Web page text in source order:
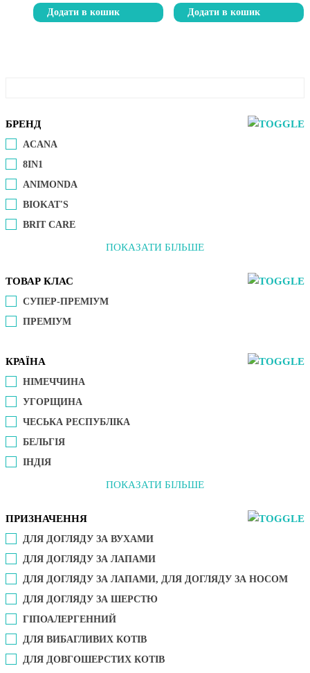
Додати в кошик Додати в кошик
БРЕНД
ACANA
8IN1
ANIMONDA
BIOKAT'S
BRIT CARE
ПОКАЗАТИ БІЛЬШЕ
ТОВАР КЛАС
СУПЕР-ПРЕМІУМ
ПРЕМІУМ
КРАЇНА
НІМЕЧЧИНА
УГОРЩИНА
ЧЕСЬКА РЕСПУБЛІКА
БЕЛЬГІЯ
ІНДІЯ
ПОКАЗАТИ БІЛЬШЕ
ПРИЗНАЧЕННЯ
ДЛЯ ДОГЛЯДУ ЗА ВУХАМИ
ДЛЯ ДОГЛЯДУ ЗА ЛАПАМИ
ДЛЯ ДОГЛЯДУ ЗА ЛАПАМИ, ДЛЯ ДОГЛЯДУ ЗА НОСОМ
ДЛЯ ДОГЛЯДУ ЗА ШЕРСТЮ
ГІПОАЛЕРГЕННИЙ
ДЛЯ ВИБАГЛИВИХ КОТІВ
ДЛЯ ДОВГОШЕРСТИХ КОТІВ